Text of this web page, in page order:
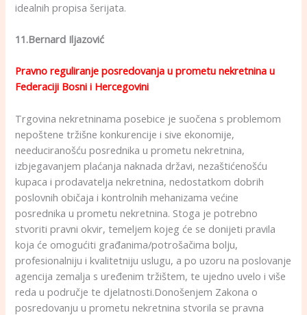
idealnih propisa šerijata.
11.Bernard Iljazović
Pravno reguliranje posredovanja u prometu nekretnina u
Federaciji Bosni i Hercegovini
Trgovina nekretninama posebice je suočena s problemom
nepoštene tržišne konkurencije i sive ekonomije,
needuciranošću posrednika u prometu nekretnina,
izbjegavanjem plaćanja naknada državi, nezaštićenošću
kupaca i prodavatelja nekretnina, nedostatkom dobrih
poslovnih običaja i kontrolnih mehanizama većine
posrednika u prometu nekretnina. Stoga je potrebno
stvoriti pravni okvir, temeljem kojeg će se donijeti pravila
koja će omogućiti građanima/potrošačima bolju,
profesionalniju i kvalitetniju uslugu, a po uzoru na poslovanje
agencija zemalja s uređenim tržištem, te ujedno uvelo i više
reda u područje te djelatnosti.Donošenjem Zakona o
posredovanju u prometu nekretnina stvorila se pravna